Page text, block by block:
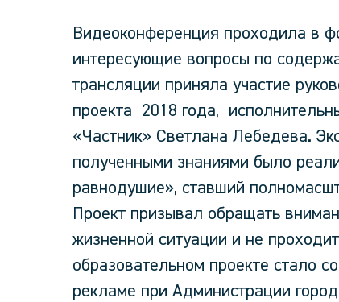
Видеоконференция проходила в
интересующие вопросы по
трансляции приняла участие
проекта 2018 года,
«Частник» Светлана Лебедева.
полученными знаниями было
равнодушие», ставший
Проект призывал обращать
жизненной ситуации и не
образовательном проекте стало
рекламе при Администрации